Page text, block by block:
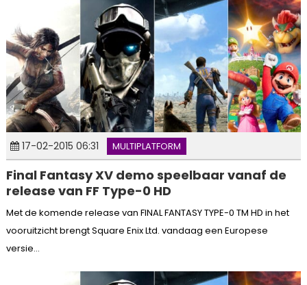
17-02-2015 06:31 MULTIPLATFORM
Final Fantasy XV demo speelbaar vanaf de
release van FF Type-0 HD
Met de komende release van FINAL FANTASY TYPE-0 TM HD in het
vooruitzicht brengt Square Enix Ltd. vandaag een Europese
versie...